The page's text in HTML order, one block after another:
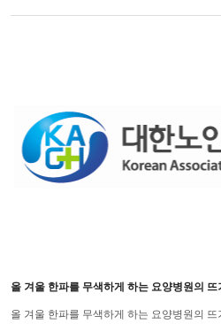
올 겨울 한파를 무색하게 하는 요양병원의 뜨
올 겨울 한파를 무색하게 하는 요양병원의